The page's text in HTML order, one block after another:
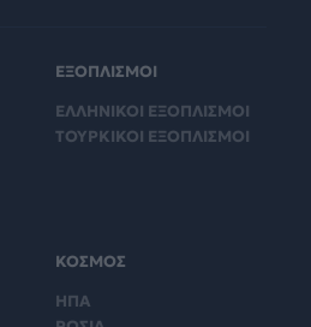
ΕΞΟΠΛΙΣΜΟΙ
ΕΛΛΗΝΙΚΟΙ ΕΞΟΠΛΙΣΜΟΙ
ΤΟΥΡΚΙΚΟΙ ΕΞΟΠΛΙΣΜΟΙ
ΚΟΣΜΟΣ
ΗΠΑ